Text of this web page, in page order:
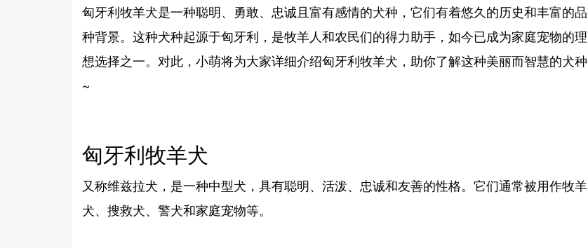
匈牙利牧羊犬是一种聪明、勇敢、忠诚且富有感情的犬种，它们有着悠久的历史和丰富的品
种背景。这种犬种起源于匈牙利，是牧羊人和农民们的得力助手，如今已成为家庭宠物的理
想选择之一。对此，小萌将为大家详细介绍匈牙利牧羊犬，助你了解这种美丽而智慧的犬种
~
匈牙利牧羊犬
又称维兹拉犬，是一种中型犬，具有聪明、活泼、忠诚和友善的性格。它们通常被用作牧羊
犬、搜救犬、警犬和家庭宠物等。